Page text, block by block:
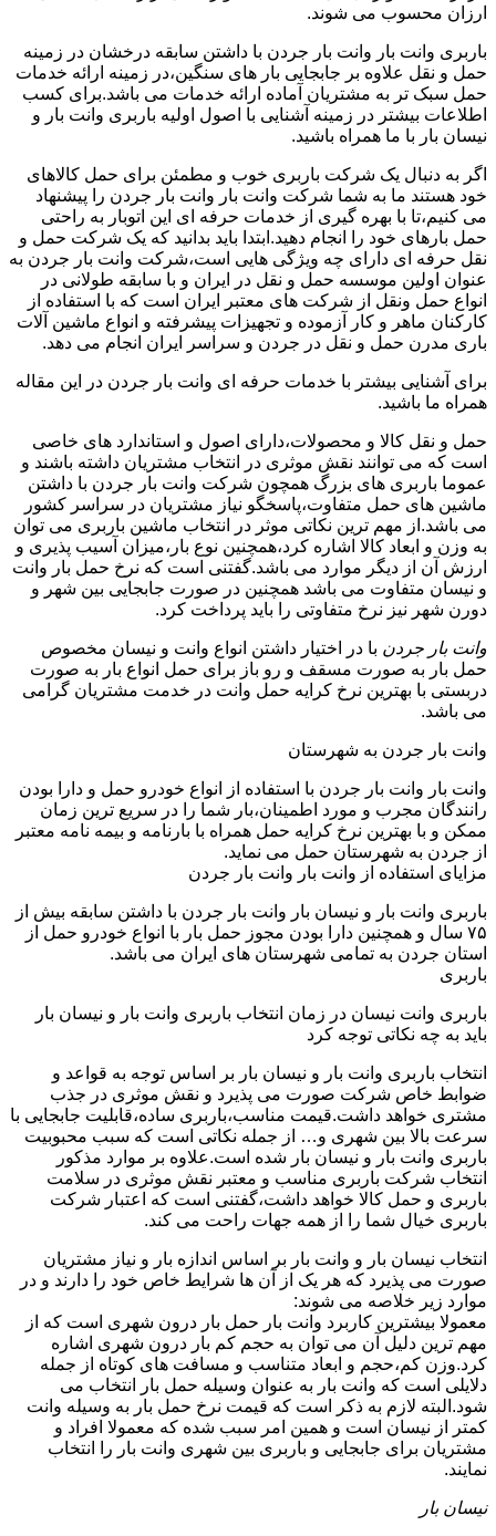
ارزان محسوب می شوند.
باربری وانت بار وانت بار جردن با داشتن سابقه درخشان در زمینه
حمل و نقل علاوه بر جابجایی بار های سنگین،در زمینه ارائه خدمات
حمل سبک تر به مشتریان آماده ارائه خدمات می باشد.برای کسب
اطلاعات بیشتر در زمینه آشنایی با اصول اولیه باربری وانت بار و
نیسان بار با ما همراه باشید.
اگر به دنبال یک شرکت باربری خوب و مطمئن برای حمل کالاهای
خود هستند ما به شما شرکت وانت بار وانت بار جردن را پیشنهاد
می کنیم،تا با بهره گیری از خدمات حرفه ای این اتوبار به راحتی
حمل بارهای خود را انجام دهید.ابتدا باید بدانید که یک شرکت حمل و
نقل حرفه ای دارای چه ویژگی هایی است،شرکت وانت بار جردن به
عنوان اولین موسسه حمل و نقل در ایران و با سابقه طولانی در
انواع حمل ونقل از شرکت های معتبر ایران است که با استفاده از
کارکنان ماهر و کار آزموده و تجهیزات پیشرفته و انواع ماشین آلات
باری مدرن حمل و نقل در جردن و سراسر ایران انجام می دهد.
برای آشنایی بیشتر با خدمات حرفه ای وانت بار جردن در این مقاله
همراه ما باشید.
حمل و نقل کالا و محصولات،دارای اصول و استاندارد های خاصی
است که می توانند نقش موثری در انتخاب مشتریان داشته باشند و
عموما باربری های بزرگ همچون شرکت وانت بار جردن با داشتن
ماشین های حمل متفاوت،پاسخگو نیاز مشتریان در سراسر کشور
می باشد.از مهم ترین نکاتی موثر در انتخاب ماشین باربری می توان
به وزن و ابعاد کالا اشاره کرد،همچنین نوع بار،میزان آسیب پذیری و
ارزش آن از دیگر موارد می باشد.گفتنی است که نرخ حمل بار وانت
و نیسان متفاوت می باشد همچنین در صورت جابجایی بین شهر و
دورن شهر نیز نرخ متفاوتی را باید پرداخت کرد.
وانت بار جردن با در اختیار داشتن انواع وانت و نیسان مخصوص
حمل بار به صورت مسقف و رو باز برای حمل انواع بار به صورت
دربستی با بهترین نرخ کرایه حمل وانت در خدمت مشتریان گرامی
می باشد.
وانت بار جردن به شهرستان
وانت بار وانت بار جردن با استفاده از انواع خودرو حمل و دارا بودن
رانندگان مجرب و مورد اطمینان،بار شما را در سریع ترین زمان
ممکن و با بهترین نرخ کرایه حمل همراه با بارنامه و بیمه نامه معتبر
از جردن به شهرستان حمل می نماید.
مزایای استفاده از وانت بار وانت بار جردن
باربری وانت بار و نیسان بار وانت بار جردن با داشتن سابقه بیش از
۷۵ سال و همچنین دارا بودن مجوز حمل بار با انواع خودرو حمل از
استان جردن به تمامی شهرستان های ایران می باشد.
باربری
باربری وانت نیسان در زمان انتخاب باربری وانت بار و نیسان بار
باید به چه نکاتی توجه کرد
انتخاب باربری وانت بار و نیسان بار بر اساس توجه به قواعد و
ضوابط خاص شرکت صورت می پذیرد و نقش موثری در جذب
مشتری خواهد داشت.قیمت مناسب،باربری ساده،قابلیت جابجایی با
سرعت بالا بین شهری و… از جمله نکاتی است که سبب محبوبیت
باربری وانت بار و نیسان بار شده است.علاوه بر موارد مذکور
انتخاب شرکت باربری مناسب و معتبر نقش موثری در سلامت
باربری و حمل کالا خواهد داشت،گفتنی است که اعتبار شرکت
باربری خیال شما را از همه جهات راحت می کند.
انتخاب نیسان بار و وانت بار بر اساس اندازه بار و نیاز مشتریان
صورت می پذیرد که هر یک از آن ها شرایط خاص خود را دارند و در
موارد زیر خلاصه می شوند:
معمولا بیشترین کاربرد وانت بار حمل بار درون شهری است که از
مهم ترین دلیل آن می توان به حجم کم بار درون شهری اشاره
کرد.وزن کم،حجم و ابعاد متناسب و مسافت های کوتاه از جمله
دلایلی است که وانت بار به عنوان وسیله حمل بار انتخاب می
شود.البته لازم به ذکر است که قیمت نرخ حمل بار به وسیله وانت
کمتر از نیسان است و همین امر سبب شده که معمولا افراد و
مشتریان برای جابجایی و باربری بین شهری وانت بار را انتخاب
نمایند.
نیسان بار